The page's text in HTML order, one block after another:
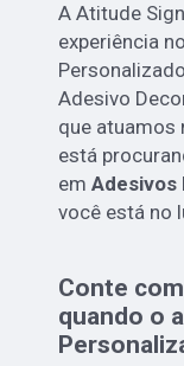
A Atitude
experiência
Adesivo
que atuamos
está
emAdesivos
você está no
Conte
quando o